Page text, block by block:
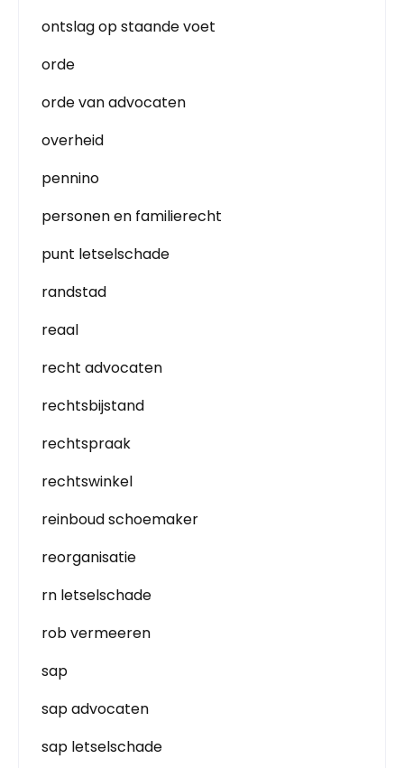
ontslag op staande voet
orde
orde van advocaten
overheid
pennino
personen en familierecht
punt letselschade
randstad
reaal
recht advocaten
rechtsbijstand
rechtspraak
rechtswinkel
reinboud schoemaker
reorganisatie
rn letselschade
rob vermeeren
sap
sap advocaten
sap letselschade